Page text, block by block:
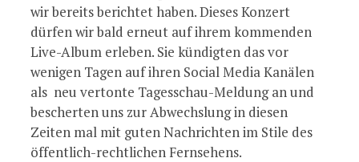
wir bereits berichtet haben. Dieses Konzert
dürfen wir bald erneut auf ihrem kommenden
Live-Album erleben. Sie kündigten das vor
wenigen Tagen auf ihren Social Media Kanälen
als neu vertonte Tagesschau-Meldung an und
bescherten uns zur Abwechslung in diesen
Zeiten mal mit guten Nachrichten im Stile des
öffentlich-rechtlichen Fernsehens.